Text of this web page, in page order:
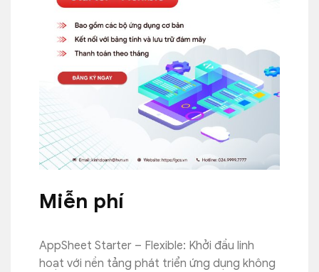
Miễn phí
AppSheet Starter – Flexible: Khởi đầu linh
hoạt với nền tảng phát triển ứng dụng không